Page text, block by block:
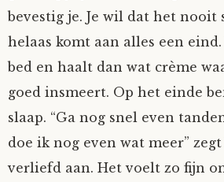
bevestig je. Je wil dat het nooit
helaas komt aan alles een
bed en haalt dan wat crème
goed insmeert. Op het einde
slaap. “Ga nog snel even
doe ik nog even wat meer”
verliefd aan. Het voelt zo fijn